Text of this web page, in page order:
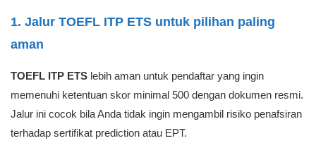
pengumpulan berkas sebelum batas akhir.
memilih jalur tes. Untuk jalur resmi ETS, Anda dapat melihat
opsiTOEFL ITP Online Remote Proctoring ETS via IIEF di
Webster English Course . Jika masih perlu memetakan
kemampuan lebih dulu, jalur prediction dapat membantu sebagai